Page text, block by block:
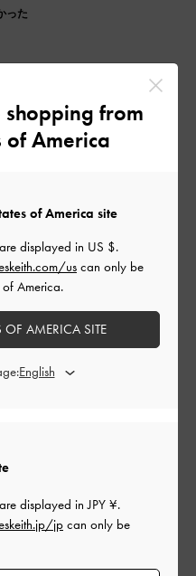
った
役に立ちましたか？
れられます。柔らかい素材
収納力抜群でした。チェー
|
った
2024-07-09
shopping from
of America
displayed inJPY ¥.
jpcan only be
of America site
displayed in US $.
uscan only be
America.
OF AMERICA SITE